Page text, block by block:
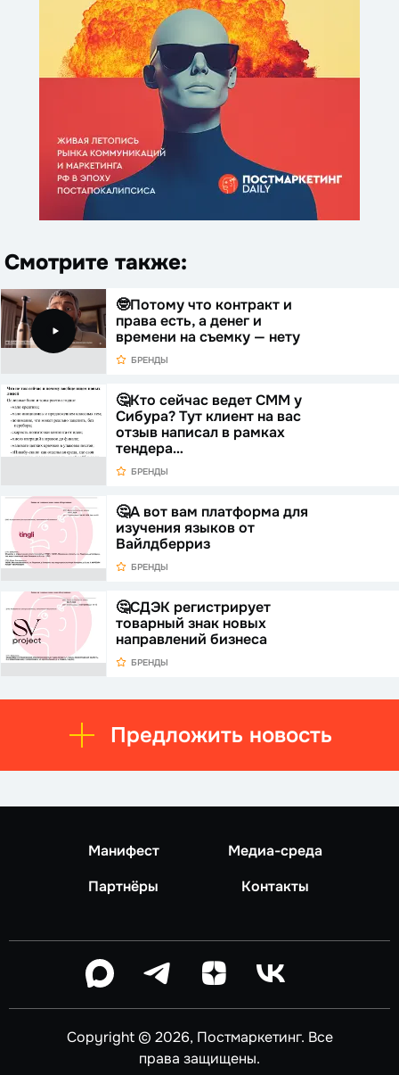
Смотрите также:
🤓Потому что контракт и
права есть, а денег и
времени на съемку — нету
БРЕНДЫ
🤔Кто сейчас ведет СММ у
Сибура? Тут клиент на вас
отзыв написал в рамках
тендера…
БРЕНДЫ
🤔А вот вам платформа для
изучения языков от
Вайлдберриз
БРЕНДЫ
🤔СДЭК регистрирует
товарный знак новых
направлений бизнеса
БРЕНДЫ
Предложить новость
Манифест
Медиа-среда
Партнёры
Контакты
Copyright © 2026, Постмаркетинг. Все
права защищены.